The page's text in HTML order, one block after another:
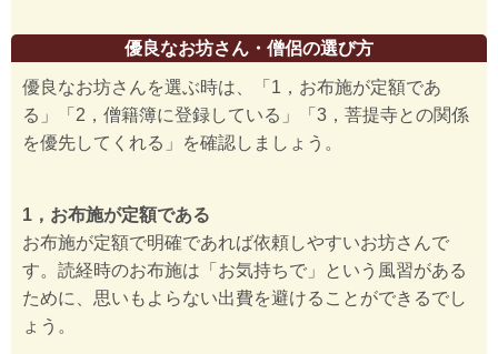
優良なお坊さん・僧侶の選び方
優良なお坊さんを選ぶ時は、「1，お布施が定額であ
る」「2，僧籍簿に登録している」「3，菩提寺との関係
を優先してくれる」を確認しましょう。
1，お布施が定額である
お布施が定額で明確であれば依頼しやすいお坊さんで
す。読経時のお布施は「お気持ちで」という風習がある
ために、思いもよらない出費を避けることができるでし
ょう。